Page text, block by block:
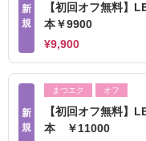
新
規
【初回オフ無料】
本￥9900
¥9,900
新
規
まつエク オフ
【初回オフ無料】
本 ￥11000